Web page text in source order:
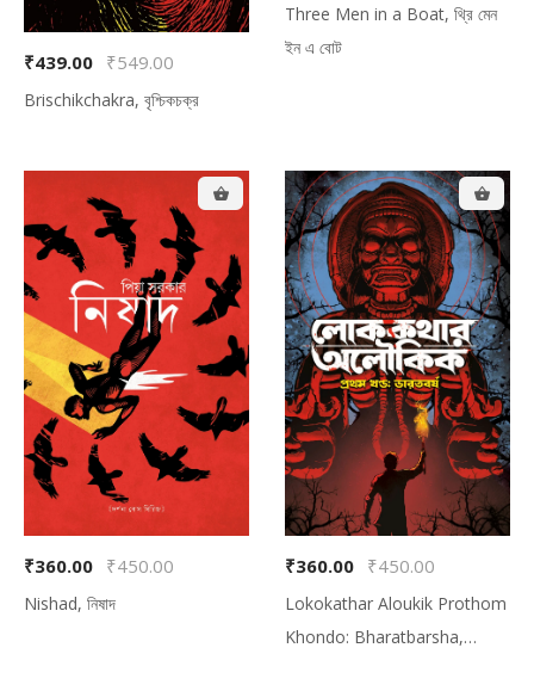
₹439.00 ₹549.00
Brischikchakra, বৃশ্চিকচক্র
Three Men in a Boat, থ্রি মেন
ইন এ বোট
₹360.00 ₹450.00
Nishad, নিষাদ
₹360.00 ₹450.00
Lokokathar Aloukik Prothom
Khondo: Bharatbarsha,
$0.00